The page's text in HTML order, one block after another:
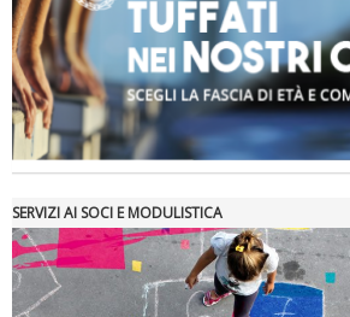
SERVIZI AI SOCI E MODULISTICA